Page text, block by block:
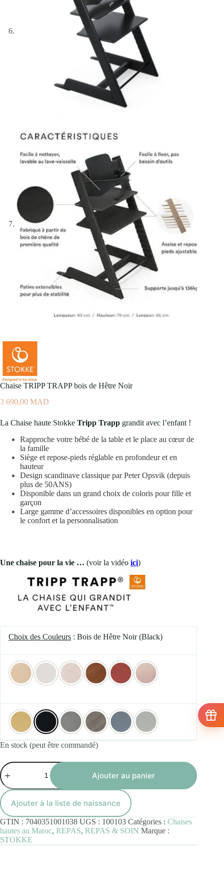
Chaise TRIPP TRAPP bois de Hêtre Noir
3 690,00 MAD
La Chaise haute Stokke Tripp Trapp grandit avec l’enfant !
Rapproche votre bébé de la table et le place au cœur de
la famille
Siège et repose-pieds réglable en profondeur et en
hauteur
Design scandinave classique par Peter Opsvik (depuis
plus de 50ANS)
Disponible dans un grand choix de coloris pour fille et
garçon
Large gamme d’accessoires disponibles en option pour
le confort et la personnalisation
Une chaise pour la vie … (voir la vidéo ici)
Choix des Couleurs : Bois de Hêtre Noir (Black)
En stock (peut être commandé)
quantité
de
Chaise
TRIPP
TRAPP
bois
de
Hêtre
Noir
Ajouter au panier
Ajouter à la liste de naissance
GTIN : 7040351001038 UGS : 100103 Catégories : Chaises
hautes au Maroc, REPAS, REPAS & SOIN Marque :
STOKKE